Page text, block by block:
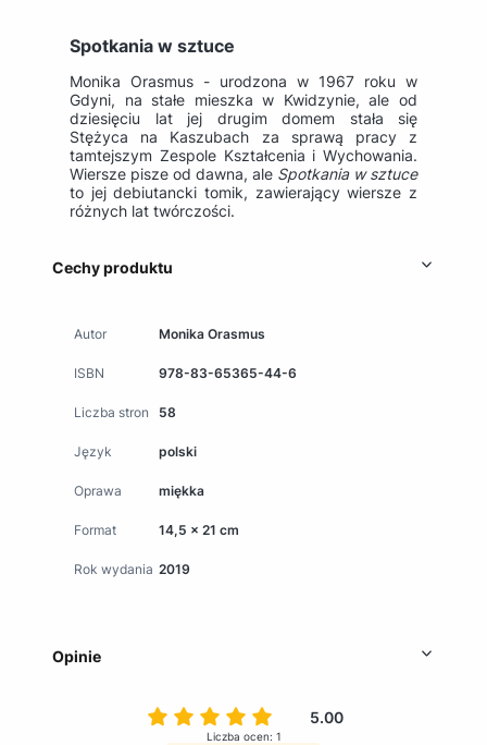
Spotkania w sztuce
Monika Orasmus - urodzona w 1967 roku w
Gdyni, na stałe mieszka w Kwidzynie, ale od
dziesięciu lat jej drugim domem stała się
Stężyca na Kaszubach za sprawą pracy z
tamtejszym Zespole Kształcenia i Wychowania.
Wiersze pisze od dawna, ale Spotkania w sztuce
to jej debiutancki tomik, zawierający wiersze z
różnych lat twórczości.
Cechy produktu
Autor Monika Orasmus
ISBN 978-83-65365-44-6
Liczba stron 58
Język polski
Oprawa miękka
Format 14,5 x 21 cm
Rok wydania 2019
Opinie
5.00
Liczba ocen: 1